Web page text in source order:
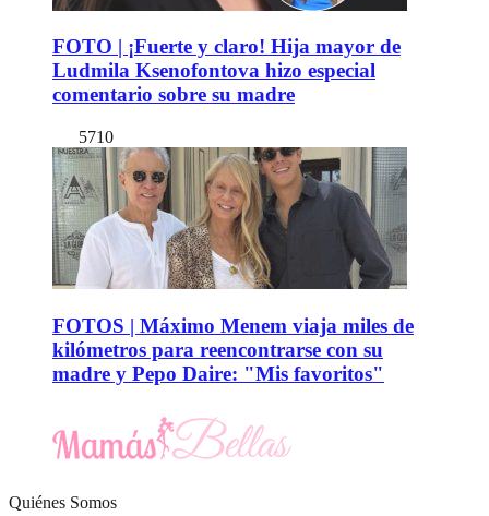
FOTO | ¡Fuerte y claro! Hija mayor de
Ludmila Ksenofontova hizo especial
comentario sobre su madre
5710
FOTOS | Máximo Menem viaja miles de
kilómetros para reencontrarse con su
madre y Pepo Daire: "Mis favoritos"
Quiénes Somos